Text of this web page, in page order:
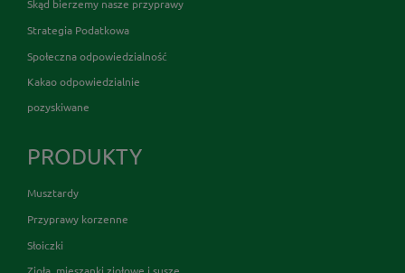
Skąd bierzemy nasze przyprawy
Strategia Podatkowa
Społeczna odpowiedzialność
Kakao odpowiedzialnie
pozyskiwane
PRODUKTY
Musztardy
Przyprawy korzenne
Słoiczki
Zioła, mieszanki ziołowe i susze